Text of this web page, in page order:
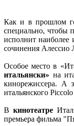
Как и в прошлом
специально, чтобы
исполнит наиболее
сочинения Алессио
Особое место в
итальянски» на
кинорежиссера. А
итальянского
В кинотеатре
премьера фильма